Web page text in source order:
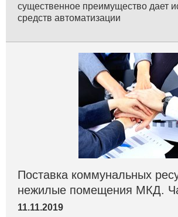
существенное преимущество дает
средств автоматизации
Поставка коммунальных
нежилые помещения МКД.
11.11.2019